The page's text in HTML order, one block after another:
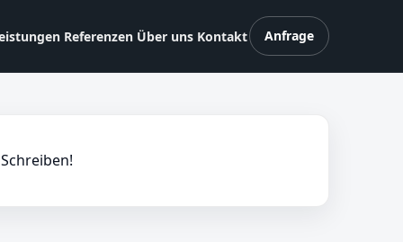
Referenzen Über uns Kontakt Anfrage